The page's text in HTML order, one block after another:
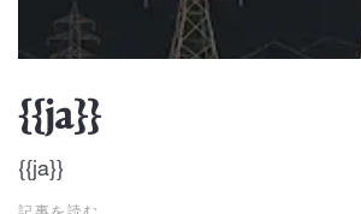
{{ja}}
{{ja}}